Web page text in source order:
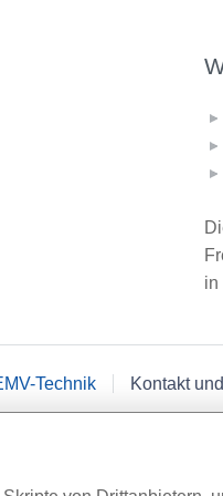
in
Technik Kontakt